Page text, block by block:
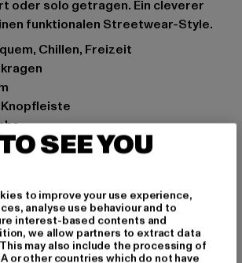
oder solo getragen. Ein cleverer
funktionalen Streetwear-Style.
Chillen, Freizeit
100% Baumwolle
SEE YOU
to improve your use experience,
analyse use behaviour and to
interest-based contents and
we allow partners to extract data
may also include the processing of
or other countries which do not have